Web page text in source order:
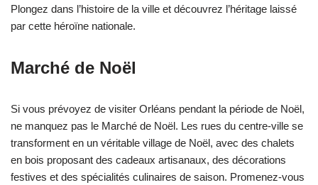
Plongez dans l’histoire de la ville et découvrez l’héritage laissé
par cette héroïne nationale.
Marché de Noël
Si vous prévoyez de visiter Orléans pendant la période de Noël,
ne manquez pas le Marché de Noël. Les rues du centre-ville se
transforment en un véritable village de Noël, avec des chalets
en bois proposant des cadeaux artisanaux, des décorations
festives et des spécialités culinaires de saison. Promenez-vous